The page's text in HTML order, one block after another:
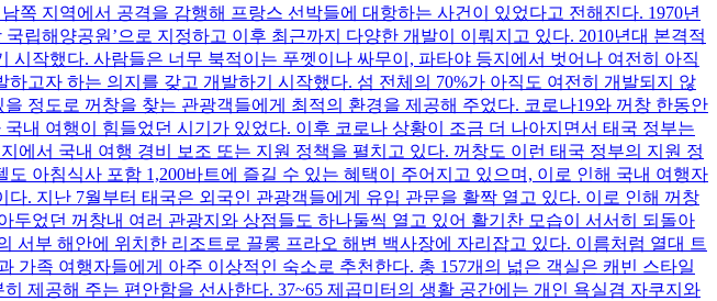
지역에서 공격을 감행해 프랑스 선박들에 대항하는 사건이 있었다고 전해진다. 1970년
립해양공원’으로 지정하고 이후 최근까지 다양한 개발이 이뤄지고 있다. 2010년대 본격적
작했다. 사람들은 너무 북적이는 푸껫이나 싸무이, 파타야 등지에서 벗어나 여전히 아직
고자 하는 의지를 갖고 개발하기 시작했다. 섬 전체의 70%가 아직도 여전히 개발되지 않
정도로 꺼창을 찾는 관광객들에게 최적의 환경을 제공해 주었다. 코로나19와 꺼창 한동안
내 여행이 힘들었던 시기가 있었다. 이후 코로나 상황이 조금 더 나아지면서 태국 정부는
서 국내 여행 경비 보조 또는 지원 정책을 펼치고 있다. 꺼창도 이런 태국 정부의 지원 정
아침식사 포함 1,200바트에 즐길 수 있는 혜택이 주어지고 있으며, 이로 인해 국내 여행자
. 지난 7월부터 태국은 외국인 관광객들에게 유입 관문을 활짝 열고 있다. 이로 인해 꺼창
었던 꺼창내 여러 관광지와 상점들도 하나둘씩 열고 있어 활기찬 모습이 서서히 되돌아
서부 해안에 위치한 리조트로 끌롱 프라오 해변 백사장에 자리잡고 있다. 이름처럼 열대 트
족 여행자들에게 아주 이상적인 숙소로 추천한다. 총 157개의 넓은 객실은 캐빈 스타일
제공해 주는 편안함을 선사한다. 37~65 제곱미터의 생활 공간에는 개인 욕실겸 자쿠지와